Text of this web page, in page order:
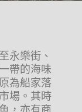
永樂街、
帶的海味
為船家落
場。其時
，亦有商